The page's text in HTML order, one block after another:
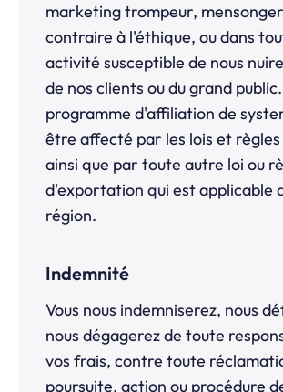
marketing trompeur,
contraire à l'éthique, ou dans
activité susceptible de nous
de nos clients ou du grand
programme d'affiliation de
être affecté par les lois et règles
ainsi que par toute autre loi ou
d'exportation qui est applicable
région.
Indemnité
Vous nous indemniserez, nous
nous dégagerez de toute
vos frais, contre toute
poursuite, action ou procédure